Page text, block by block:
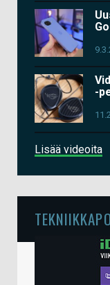
-
Lisää videoita